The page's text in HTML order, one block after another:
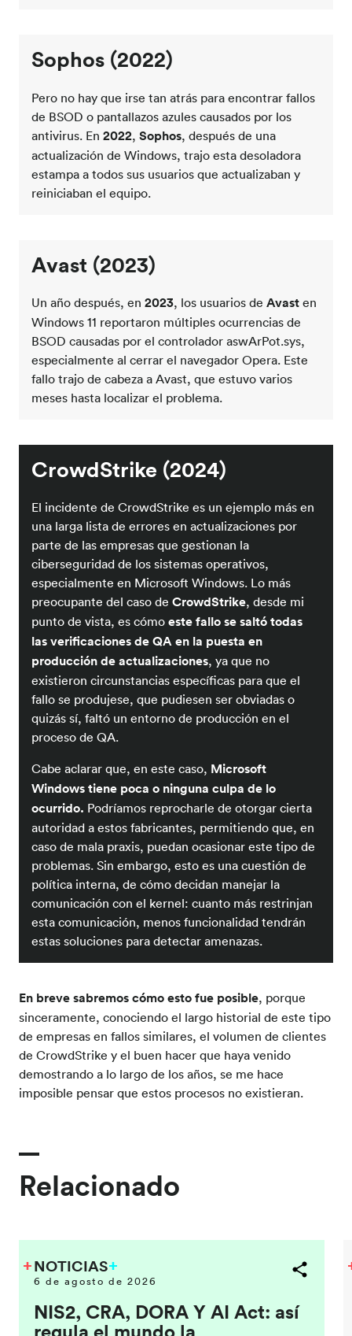
Sophos (2022)
Pero no hay que irse tan atrás para encontrar fallos
de BSOD o pantallazos azules causados por los
antivirus. En 2022, Sophos, después de una
actualización de Windows, trajo esta desoladora
estampa a todos sus usuarios que actualizaban y
reiniciaban el equipo.
Avast (2023)
Un año después, en 2023, los usuarios de Avast en
Windows 11 reportaron múltiples ocurrencias de
BSOD causadas por el controlador aswArPot.sys,
especialmente al cerrar el navegador Opera. Este
fallo trajo de cabeza a Avast, que estuvo varios
meses hasta localizar el problema.
CrowdStrike (2024)
El incidente de CrowdStrike es un ejemplo más en
una larga lista de errores en actualizaciones por
parte de las empresas que gestionan la
ciberseguridad de los sistemas operativos,
especialmente en Microsoft Windows. Lo más
preocupante del caso de CrowdStrike, desde mi
punto de vista, es cómo este fallo se saltó todas
las verificaciones de QA en la puesta en
producción de actualizaciones, ya que no
existieron circunstancias específicas para que el
fallo se produjese, que pudiesen ser obviadas o
quizás sí, faltó un entorno de producción en el
proceso de QA.
Cabe aclarar que, en este caso, Microsoft
Windows tiene poca o ninguna culpa de lo
ocurrido. Podríamos reprocharle de otorgar cierta
autoridad a estos fabricantes, permitiendo que, en
caso de mala praxis, puedan ocasionar este tipo de
problemas. Sin embargo, esto es una cuestión de
política interna, de cómo decidan manejar la
comunicación con el kernel: cuanto más restrinjan
esta comunicación, menos funcionalidad tendrán
estas soluciones para detectar amenazas.
En breve sabremos cómo esto fue posible, porque
sinceramente, conociendo el largo historial de este tipo
de empresas en fallos similares, el volumen de clientes
de CrowdStrike y el buen hacer que haya venido
demostrando a lo largo de los años, se me hace
imposible pensar que estos procesos no existieran.
Relacionado
NOTICIAS
6 de agosto de 2026
NIS2, CRA, DORA Y AI Act: así